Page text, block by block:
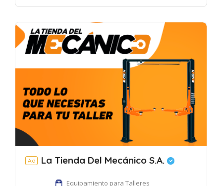
Ad La Tienda Del Mecánico S.A.
Equipamiento para Talleres